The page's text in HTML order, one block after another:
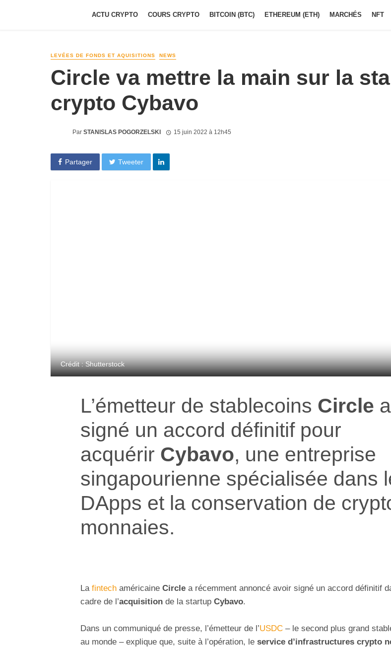
ACTU CRYPTO COURS CRYPTO BITCOIN (BTC) ETHEREUM (ETH) MARCHÉS NFT
LEVÉES DE FONDS ET AQUISITIONS NEWS
Circle va mettre la main sur la
crypto Cybavo
Par STANISLAS POGORZELSKI 15 juin 2022 à 12h45
Partager Tweeter
Crédit : Shutterstock
L’émetteur de stablecoins Circle a
signé un accord définitif pour
acquérir Cybavo, une entreprise
singapourienne spécialisée dans
DApps et la conservation de
monnaies.
La fintech américaine Circle a récemment annoncé avoir signé un accord définitif
cadre de l’acquisition de la startup Cybavo.
Dans un communiqué de presse, l’émetteur de l’USDC – le second plus grand
au monde – explique que, suite à l’opération, le service d’infrastructures crypto